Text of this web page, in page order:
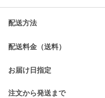
配送方法
配送料金（送料）
お届け日指定
注文から発送まで